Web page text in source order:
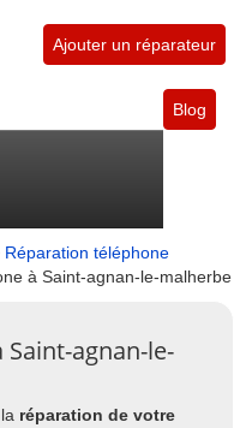
Ajouter un réparateur
Blog
Réparation téléphone
à Saint-agnan-le-malherbe
agnan-le-
réparation de votre